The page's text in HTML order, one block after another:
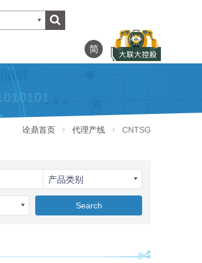
简
诠鼎首页 代理产线 CNTSG
产品类别
Search